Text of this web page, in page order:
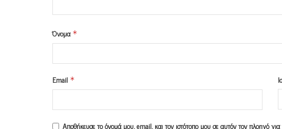
Όνομα *
Email *
Αποθήκευσε το όνομά μου, email, και τον ιστότοπο μου σε αυτόν τον πλοηγό